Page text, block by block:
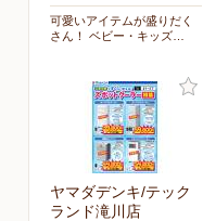
可愛いアイテムが盛りだく
さん！ ベビー・キッズ…
ヤマダデンキ/テック
ランド滝川店